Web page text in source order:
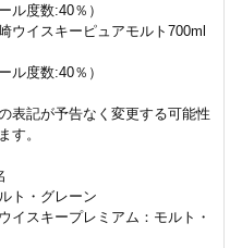
ル度数:40％）
ウイスキーピュアモルト700ml
ル度数:40％）
表記が予告なく変更する可能性
す。
ト・グレーン
イスキープレミアム：モルト・